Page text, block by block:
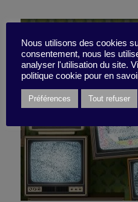
Nous utilisons des cookies
consentement, nous les
analyser l'utilisation du site.
politique cookie pour en
Préférences Tout refuser